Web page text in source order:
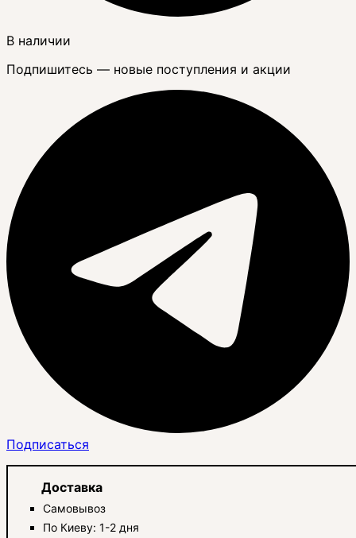
В наличии
Подпишитесь — новые поступления и акции
Подписаться
Доставка
Самовывоз
По Киеву: 1-2 дня